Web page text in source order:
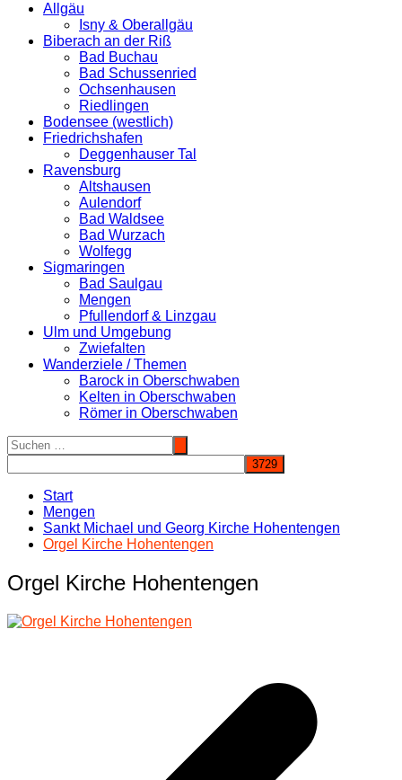
Allgäu
Isny & Oberallgäu
Biberach an der Riß
Bad Buchau
Bad Schussenried
Ochsenhausen
Riedlingen
Bodensee (westlich)
Friedrichshafen
Deggenhauser Tal
Ravensburg
Altshausen
Aulendorf
Bad Waldsee
Bad Wurzach
Wolfegg
Sigmaringen
Bad Saulgau
Mengen
Pfullendorf & Linzgau
Ulm und Umgebung
Zwiefalten
Wanderziele / Themen
Barock in Oberschwaben
Kelten in Oberschwaben
Römer in Oberschwaben
Start
Mengen
Sankt Michael und Georg Kirche Hohentengen
Orgel Kirche Hohentengen
Orgel Kirche Hohentengen